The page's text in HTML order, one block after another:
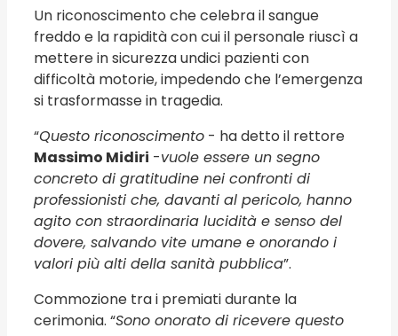
Un riconoscimento che celebra il sangue
freddo e la rapidità con cui il personale riuscì a
mettere in sicurezza undici pazienti con
difficoltà motorie, impedendo che l’emergenza
si trasformasse in tragedia.
“Questo riconoscimento - ha detto il rettore
Massimo Midiri -vuole essere un segno
concreto di gratitudine nei confronti di
professionisti che, davanti al pericolo, hanno
agito con straordinaria lucidità e senso del
dovere, salvando vite umane e onorando i
valori più alti della sanità pubblica”.
Commozione tra i premiati durante la
cerimonia. “Sono onorato di ricevere questo